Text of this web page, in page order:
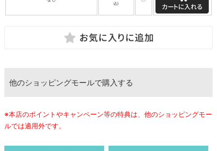
込)
他のショッピングモールで購入する
※本店のポイントやキャンペーン等の特典は、他のショッピングモー
ルでは適用外です。